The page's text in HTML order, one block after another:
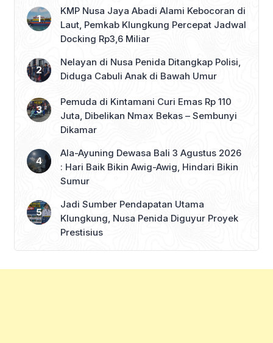
KMP Nusa Jaya Abadi Alami Kebocoran di
Laut, Pemkab Klungkung Percepat Jadwal
Docking Rp3,6 Miliar
Nelayan di Nusa Penida Ditangkap Polisi,
Diduga Cabuli Anak di Bawah Umur
Pemuda di Kintamani Curi Emas Rp 110
Juta, Dibelikan Nmax Bekas – Sembunyi
Dikamar
Ala-Ayuning Dewasa Bali 3 Agustus 2026
: Hari Baik Bikin Awig-Awig, Hindari Bikin
Sumur
Jadi Sumber Pendapatan Utama
Klungkung, Nusa Penida Diguyur Proyek
Prestisius